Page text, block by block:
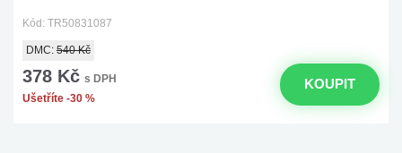
Kód: TR50831087
DMC: 540 Kč
378 Kč s DPH
Ušetříte -30 %
KOUPIT